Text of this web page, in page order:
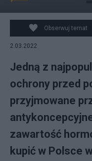
Obserwuj temat
2.03.2022
Jedną z
ochrony przed
przyjmowane
zawartość
kupić w Polsce